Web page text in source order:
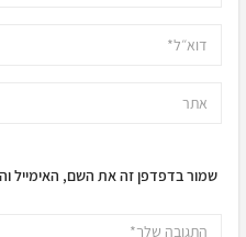
שמור בדפדפן זה את השם, האימייל